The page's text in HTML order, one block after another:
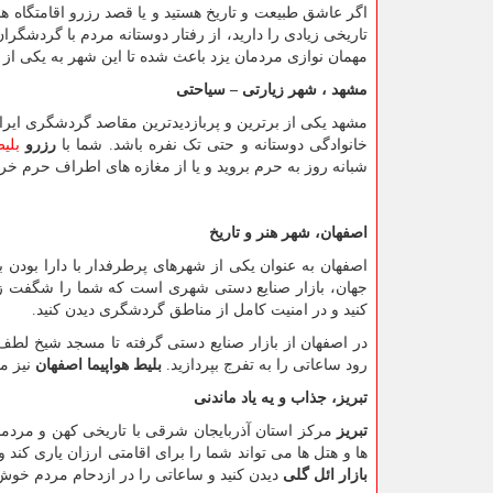
اگر عاشق طبیعت و تاریخ هستید و یا قصد رزرو اقامتگاه
تاریخی زیادی را دارید، از رفتار دوستانه مردم با
مهمان نوازی مردمان یزد باعث شده تا این شهر به یکی
مشهد ، شهر زیارتی – سیاحتی
خانوادگی دوستانه و حتی تک نفره باشد. شما با رزرو
شبانه روز به حرم بروید و یا از مغازه های اطراف
اصفهان، شهر هنر و تاریخ
اصفهان به عنوان یکی از شهرهای پرطرفدار با دارا
جهان، بازار صنایع دستی شهری است که شما را شگفت
کنید و در امنیت کامل از مناطق گردشگری دیدن کنید.
در اصفهان از بازار صنایع دستی گرفته تا مسجد شیخ
رود ساعاتی را به تفرج بپردازید. بلیط هواپیما اصفهان نیز
تبریز، جذاب و یه یاد ماندنی
تبریز مرکز استان آذربایجان شرقی با تاریخی کهن و
ها و هتل ها می تواند شما را برای اقامتی ارزان یاری
بازار ائل گلی دیدن کنید و ساعاتی را در ازدحام مردم